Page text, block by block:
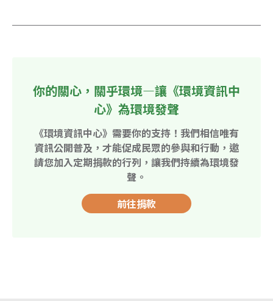
你的關心，關乎環境—讓《環境資訊中
心》為環境發聲
《環境資訊中心》需要你的支持！我們相信唯有
資訊公開普及，才能促成民眾的參與和行動，邀
請您加入定期捐款的行列，讓我們持續為環境發
聲。
前往捐款